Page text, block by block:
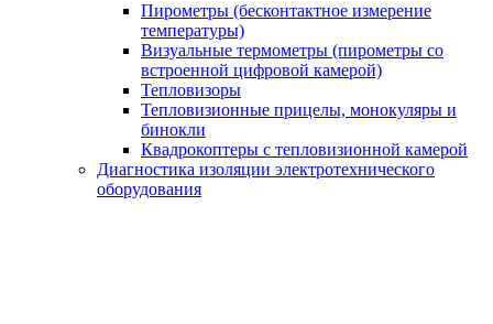
Пирометры (бесконтактное измерение
температуры)
Визуальные термометры (пирометры со
встроенной цифровой камерой)
Тепловизоры
Тепловизионные прицелы, монокуляры и
бинокли
Квадрокоптеры с тепловизионной камерой
Диагностика изоляции электротехнического
оборудования